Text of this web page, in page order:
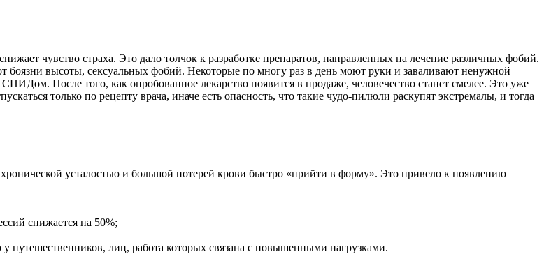
чувство страха. Это дало толчок к разработке препаратов, направленных на лечение различных фобий.
боязни высоты, сексуальных фобий. Некоторые по многу раз в день моют руки и заваливают ненужной
После того, как опробованное лекарство появится в продаже, человечество станет смелее. Это уже
только по рецепту врача, иначе есть опасность, что такие чудо-пилюли раскупят экстремалы, и тогда
усталостью и большой потерей крови быстро «прийти в форму». Это привело к появлению
снижается на 50%;
лиц, работа которых связана с повышенными нагрузками.